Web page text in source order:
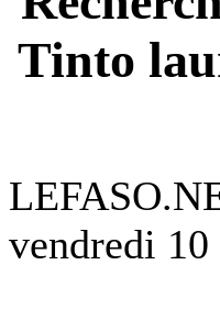
Tinto
vendredi 10